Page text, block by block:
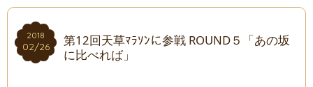
2018
02/26
2018
02/26
第12回天草ﾏﾗｿﾝに参戦 ROUND５「あの坂
に比べれば」